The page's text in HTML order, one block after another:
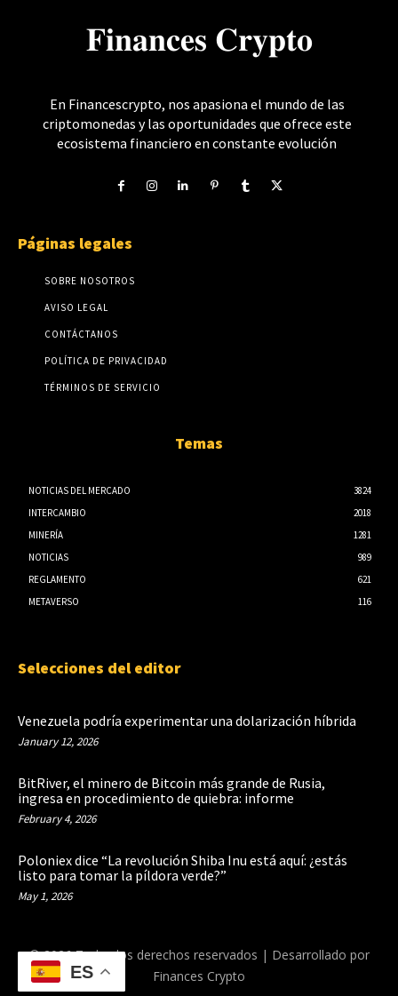
𝐅𝐢𝐧𝐚𝐧𝐜𝐞𝐬 𝐂𝐫𝐲𝐩𝐭𝐨
En Financescrypto, nos apasiona el mundo de las
criptomonedas y las oportunidades que ofrece este
ecosistema financiero en constante evolución
Páginas legales
SOBRE NOSOTROS
AVISO LEGAL
CONTÁCTANOS
POLÍTICA DE PRIVACIDAD
TÉRMINOS DE SERVICIO
Temas
NOTICIAS DEL MERCADO
3824
INTERCAMBIO
2018
MINERÍA
1281
NOTICIAS
989
REGLAMENTO
621
METAVERSO
116
Selecciones del editor
Venezuela podría experimentar una dolarización híbrida
January 12, 2026
BitRiver, el minero de Bitcoin más grande de Rusia,
ingresa en procedimiento de quiebra: informe
February 4, 2026
Poloniex dice “La revolución Shiba Inu está aquí: ¿estás
listo para tomar la píldora verde?”
May 1, 2026
© 2026 Todos los derechos reservados | Desarrollado por
Finances Crypto
ES